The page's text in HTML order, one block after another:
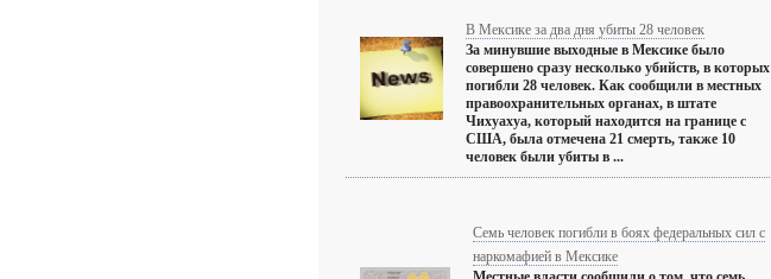
В Мексике за два дня убиты 28 человек
За минувшие выходные в Мексике было
совершено сразу несколько убийств, в которых
погибли 28 человек. Как сообщили в местных
правоохранительных органах, в штате
Чихуахуа, который находится на границе с
США, была отмечена 21 смерть, также 10
человек были убиты в ...
Семь человек погибли в боях федеральных сил с
наркомафией в Мексике